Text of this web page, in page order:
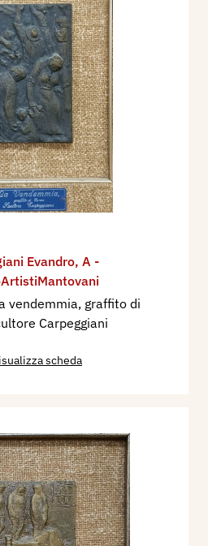
Evandro, A -
vendemmia, graffito di
Carpeggiani
scheda